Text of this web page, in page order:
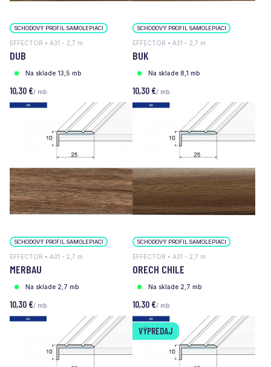
SCHODOVÝ PROFIL SAMOLEPIACI
EFFECTOR • A31 - 2,7 m
DUB
Na sklade 13,5 mb
10,30 €/ mb
SCHODOVÝ PROFIL SAMOLEPIACI
EFFECTOR • A31 - 2,7 m
BUK
Na sklade 8,1 mb
10,30 €/ mb
SCHODOVÝ PROFIL SAMOLEPIACI
EFFECTOR • A31 - 2,7 m
MERBAU
Na sklade 2,7 mb
10,30 €/ mb
SCHODOVÝ PROFIL SAMOLEPIACI
EFFECTOR • A31 - 2,7 m
ORECH CHILE
Na sklade 2,7 mb
10,30 €/ mb
VÝPREDAJ